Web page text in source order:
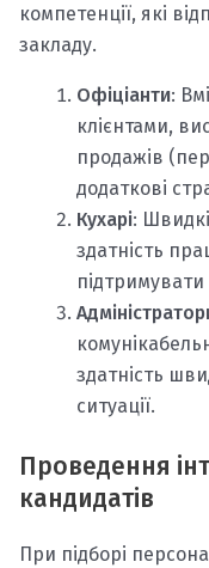
компетенції, які
закладу.
Офіціанти:
клієнтами,
продажів
додаткові
Кухарі:
здатність
підтримувати
здатність
ситуації.
Проведення
кандидатів
При підборі